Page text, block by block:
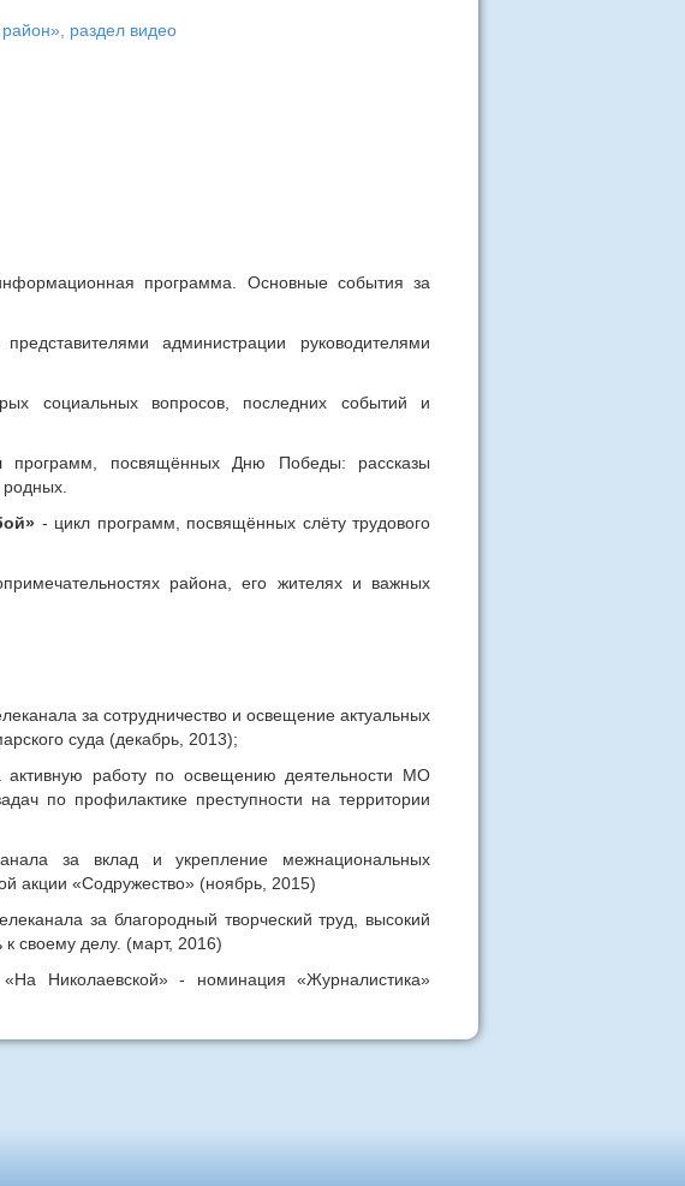
раздел видео
программа. Основные события за
администрации руководителями
социальных вопросов, последних событий и
программ, посвящённых Дню Победы: рассказы
- цикл программ, посвящённых слёту трудового
района, его жителях и важных
за сотрудничество и освещение актуальных
суда (декабрь, 2013);
активную работу по освещению деятельности МО
по профилактике преступности на территории
за вклад и укрепление межнациональных
акции «Содружество» (ноябрь, 2015)
за благородный творческий труд, высокий
своему делу. (март, 2016)
Николаевской» - номинация «Журналистика»